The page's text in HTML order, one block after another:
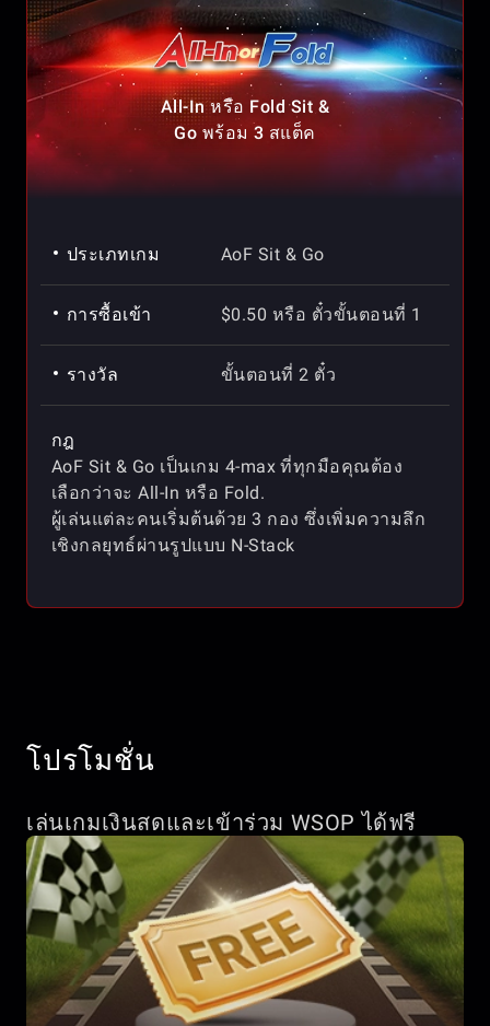
All-In หรือ Fold Sit &
Go พร้อม 3 สแต็ค
ประเภทเกม AoF Sit & Go
การซื้อเข้า $0.50 หรือ ตั๋วขั้นตอนที่ 1
รางวัล ขั้นตอนที่ 2 ตั๋ว
กฎ
AoF Sit & Go เป็นเกม 4-max ที่ทุกมือคุณต้อง
เลือกว่าจะ All-In หรือ Fold.
ผู้เล่นแต่ละคนเริ่มต้นด้วย 3 กอง ซึ่งเพิ่มความลึก
เชิงกลยุทธ์ผ่านรูปแบบ N-Stack
โปรโมชั่น
เล่นเกมเงินสดและเข้าร่วม WSOP ได้ฟรี